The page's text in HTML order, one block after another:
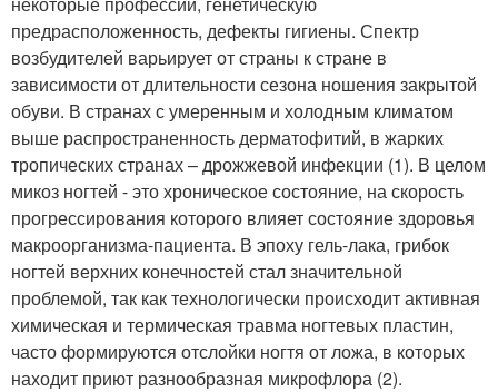
предрасположенность, дефекты гигиены. Спектр
возбудителей варьирует от страны к стране в
зависимости от длительности сезона ношения закрытой
обуви. В странах с умеренным и холодным климатом
выше распространенность дерматофитий, в жарких
тропических странах – дрожжевой инфекции (1). В целом
микоз ногтей - это хроническое состояние, на скорость
прогрессирования которого влияет состояние здоровья
макроорганизма-пациента. В эпоху гель-лака, грибок
ногтей верхних конечностей стал значительной
проблемой, так как технологически происходит активная
химическая и термическая травма ногтевых пластин,
часто формируются отслойки ногтя от ложа, в которых
находит приют разнообразная микрофлора (2).